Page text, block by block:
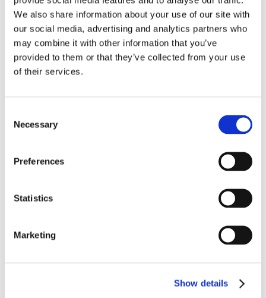
We also share information about your use of our site with
our social media, advertising and analytics partners who
may combine it with other information that you’ve
provided to them or that they’ve collected from your use
of their services.
Selection
Necessary
Preferences
Statistics
Marketing
Show details
OctoCore IQF-Tunnelgefrierer: IQF-Gefrieren von
Pasta-Ravioli